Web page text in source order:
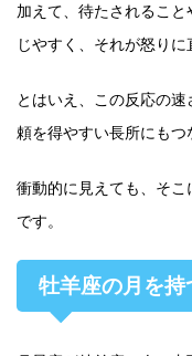
加えて、待たされるこ
じやすく、それが怒りに
とはいえ、この反応の
頼を得やすい長所にもつ
衝動的に見えても、そ
です。
牡羊座の月を